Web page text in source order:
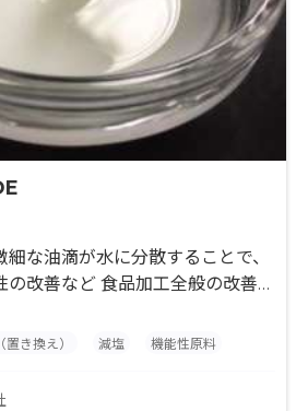
細な油滴が水に分散することで、
改善など 食品加工全般の改善改
す。耐熱性、耐塩性、耐酸性、
つ水中油滴型O/W型の乳化油脂
置き換え） 減塩 機能性原料